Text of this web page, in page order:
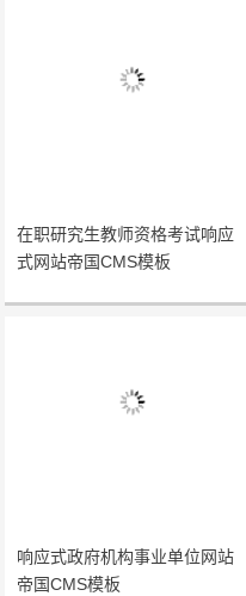
在职研究生教师资格考试响应
式网站帝国CMS模板
响应式政府机构事业单位网站
帝国CMS模板